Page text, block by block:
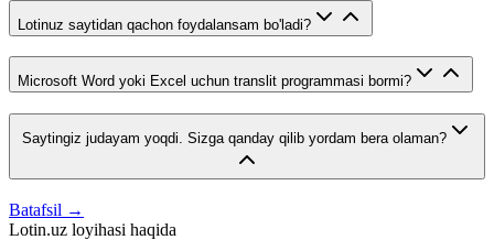
Lotinuz saytidan qachon foydalansam bo'ladi?
Microsoft Word yoki Excel uchun translit programmasi bormi?
Saytingiz judayam yoqdi. Sizga qanday qilib yordam bera olaman?
Batafsil →
Lotin.uz loyihasi haqida